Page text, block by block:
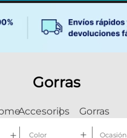
Gorras
Accesorios Gorras
Color Ocasión